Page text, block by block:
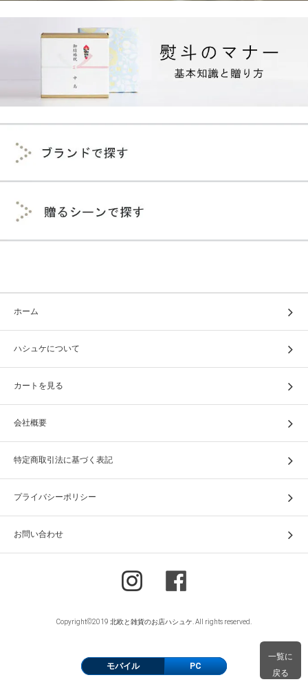
ホーム
ハシュケについて
カートを見る
会社概要
特定商取引法に基づく表記
プライバシーポリシー
お問い合わせ
Copyright©2019 北欧と雑貨のお店ハシュケ. All rights reserved.
一覧に
戻る
モバイル PC